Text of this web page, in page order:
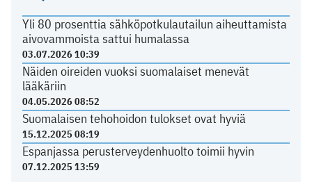
Yli 80 prosenttia sähköpotkulautailun aiheuttamista
aivovammoista sattui humalassa
03.07.2026 10:39
Näiden oireiden vuoksi suomalaiset menevät
lääkäriin
04.05.2026 08:52
Suomalaisen tehohoidon tulokset ovat hyviä
15.12.2025 08:19
Espanjassa perusterveydenhuolto toimii hyvin
07.12.2025 13:59